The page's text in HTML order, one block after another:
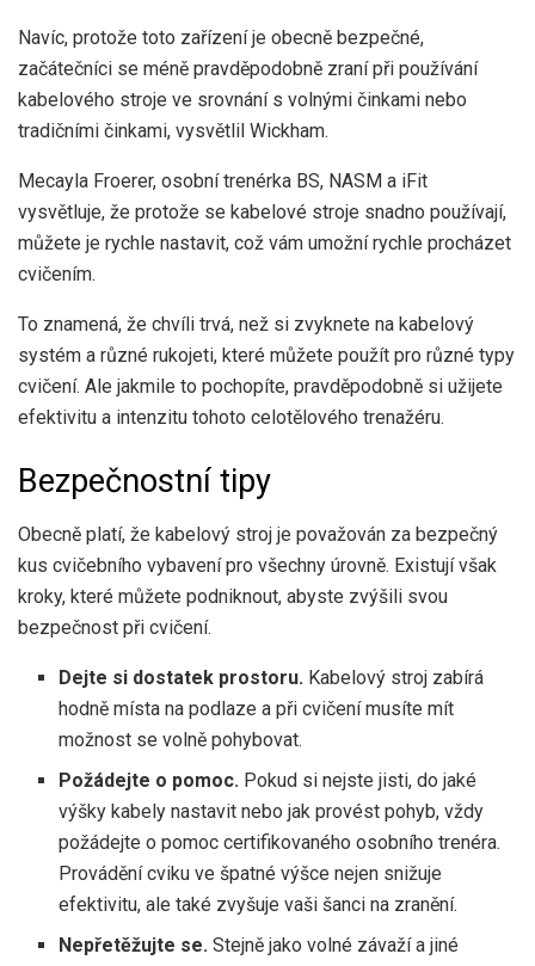
Navíc, protože toto zařízení je obecně bezpečné,
začátečníci se méně pravděpodobně zraní při používání
kabelového stroje ve srovnání s volnými činkami nebo
tradičními činkami, vysvětlil Wickham.
Mecayla Froerer, osobní trenérka BS, NASM a iFit
vysvětluje, že protože se kabelové stroje snadno používají,
můžete je rychle nastavit, což vám umožní rychle procházet
cvičením.
To znamená, že chvíli trvá, než si zvyknete na kabelový
systém a různé rukojeti, které můžete použít pro různé typy
cvičení. Ale jakmile to pochopíte, pravděpodobně si užijete
efektivitu a intenzitu tohoto celotělového trenažéru.
Bezpečnostní tipy
Obecně platí, že kabelový stroj je považován za bezpečný
kus cvičebního vybavení pro všechny úrovně. Existují však
kroky, které můžete podniknout, abyste zvýšili svou
bezpečnost při cvičení.
Dejte si dostatek prostoru. Kabelový stroj zabírá
hodně místa na podlaze a při cvičení musíte mít
možnost se volně pohybovat.
Požádejte o pomoc. Pokud si nejste jisti, do jaké
výšky kabely nastavit nebo jak provést pohyb, vždy
požádejte o pomoc certifikovaného osobního trenéra.
Provádění cviku ve špatné výšce nejen snižuje
efektivitu, ale také zvyšuje vaši šanci na zranění.
Nepřetěžujte se. Stejně jako volné závaží a jiné